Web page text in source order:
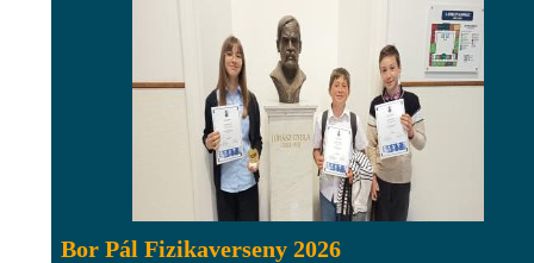
Bor Pál Fizikaverseny 2026